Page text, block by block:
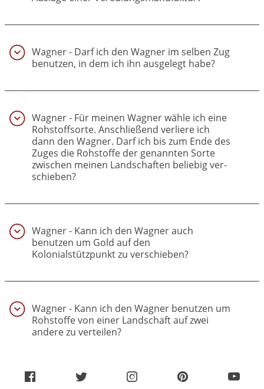
Wagner - Darf ich den Wagner im selben Zug
benutzen, in dem ich ihn ausgelegt habe?
Wagner - Für meinen Wagner wähle ich eine
Rohstoffsorte. Anschließend verliere ich
dann den Wagner. Darf ich bis zum Ende des
Zuges die Rohstoffe der genannten Sorte
zwischen meinen Landschaften beliebig ver­
schieben?
Wagner - Kann ich den Wagner auch
benutzen um Gold auf den
Kolonialstützpunkt zu verschieben?
Wagner - Kann ich den Wagner benutzen um
Rohstoffe von einer Landschaft auf zwei
andere zu verteilen?